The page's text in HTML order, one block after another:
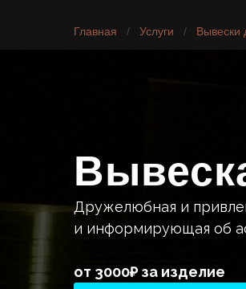
Главная / Услуги / Вывески
Дружелюбная и
и информирующая об
от 3000₽ за изделие